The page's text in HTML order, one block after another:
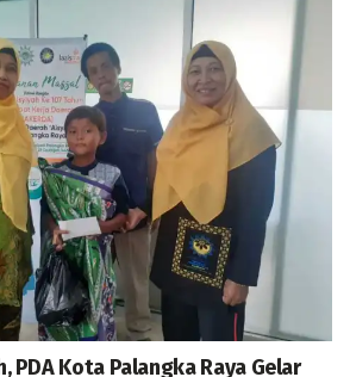
PDA Kota Palangka Raya Gelar